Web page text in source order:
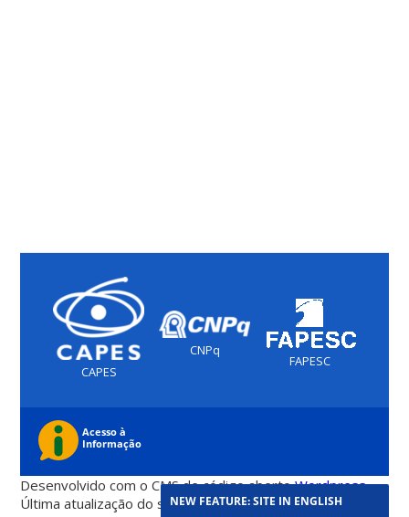
NEW FEATURE: SITE IN ENGLISH
CAPES
CNPq
FAPESC
Desenvolvido com o CMS de código abertoWordpress
Última atualização do site foi em 07 de agosto 2026 -